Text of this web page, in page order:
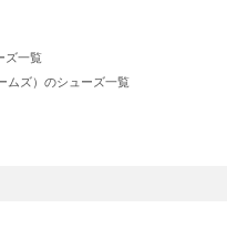
ズ一覧
ムズ）のシューズ一覧
サモスモス）のシューズ一覧
のシューズ一覧